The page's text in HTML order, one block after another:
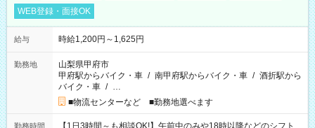
WEB登録・面接OK
給与 時給1,200円～1,625円
勤務地
山梨県甲府市
甲府駅からバイク・車 / 南甲府駅からバイク・車 / 酒折駅から
バイク・車 / …
■物流センターなど ■勤務地選べます
勤務時間 【1日3時間～も相談OK!】午前中のみや18時以降などのシフト